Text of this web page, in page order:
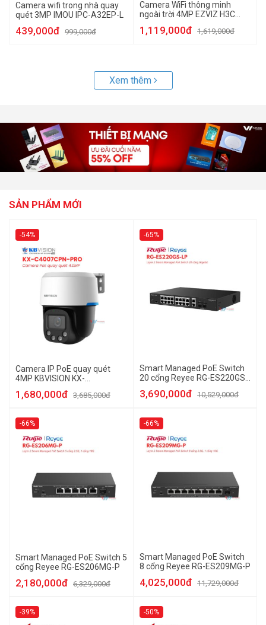
Camera wifi trong nhà quay
quét 3MP IMOU IPC-A32EP-L
439,000đ 999,000đ
Camera WiFi thông minh
ngoài trời 4MP EZVIZ H3C
1,119,000đ 1,619,000đ
Xem thêm
SẢN PHẨM MỚI
-54%
Camera IP PoE quay quét
4MP KBVISION KX-
C4007CPN-PRO
1,680,000đ 3,685,000đ
-65%
Smart Managed PoE Switch
20 cổng Reyee RG-ES220GS-
3,690,000đ 10,529,000đ
-66%
Smart Managed PoE Switch 5
cổng Reyee RG-ES206MG-P
2,180,000đ 6,329,000đ
-66%
Smart Managed PoE Switch
8 cổng Reyee RG-ES209MG-P
4,025,000đ 11,729,000đ
-39% -50%